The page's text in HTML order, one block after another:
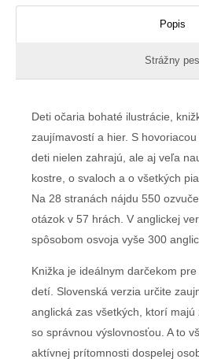
Popis
Strážny pes
Deti očaria bohaté ilustrácie,
zaujímavostí a hier. S
deti nielen zahrajú, ale aj veľa
kostre, o svaloch a o všetkých
Na 28 stranách nájdu 550
otázok v 57 hrách. V anglickej
spôsobom osvoja vyše 300
Knižka je ideálnym darčekom
detí. Slovenská verzia určite
anglická zas všetkých, ktorí
so správnou výslovnosťou. A to
aktívnej prítomnosti dospelej